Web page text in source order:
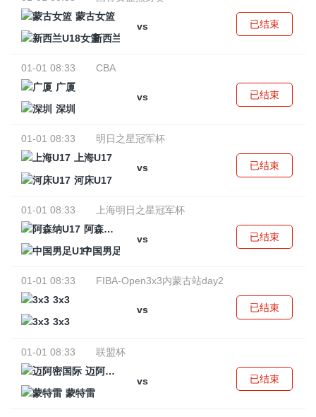
蒙古女篮
vs
新西兰U18女篮
已结束
01-01 08:33
CBA
广厦
vs
深圳
已结束
01-01 08:33
明日之星冠军杯
上海U17
vs
河床U17
已结束
01-01 08:33
上海明日之星冠军杯
阿森纳U17
vs
中国男足U17
已结束
01-01 08:33
FIBA-Open3x3内蒙古站day2
3x3
vs
3x3
已结束
01-01 08:33
联盟杯
迈阿密国际
vs
蒙特雷
已结束